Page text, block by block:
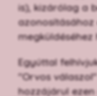
is), kizárólag a
megküldéséhez
Egyúttal
"Orvos
hozzájárul